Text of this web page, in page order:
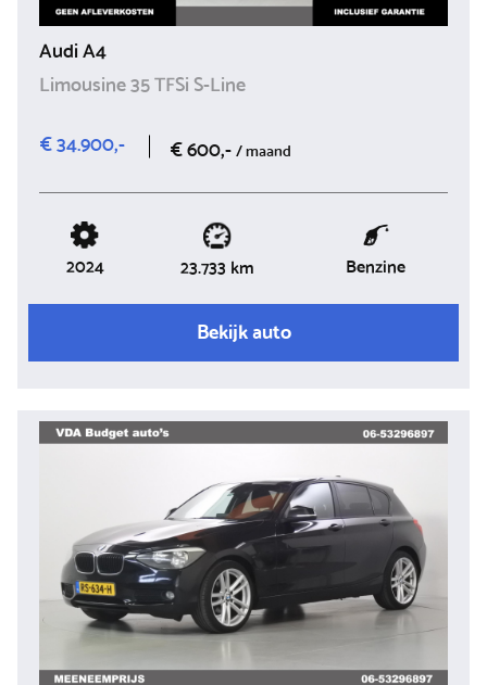
Audi A4
Limousine 35 TFSi S-Line
€ 34.900,-
€ 600,-/ maand
2024 23.733 km Benzine
Bekijk auto